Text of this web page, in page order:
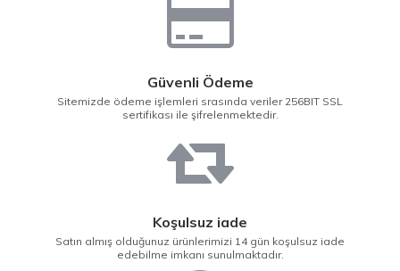
Güvenli Ödeme
Sitemizde ödeme işlemleri srasında veriler 256BIT SSL
sertifikası ile şifrelenmektedir.
Koşulsuz iade
Satın almış olduğunuz ürünlerimizi 14 gün koşulsuz iade
edebilme imkanı sunulmaktadır.